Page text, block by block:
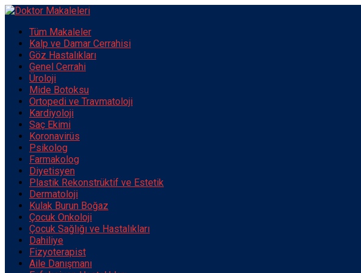
Tüm Makaleler
Kalp ve Damar Cerrahisi
Göz Hastalıkları
Genel Cerrahi
Üroloji
Mide Botoksu
Ortopedi ve Travmatoloji
Kardiyoloji
Saç Ekimi
Koronavirüs
Psikolog
Farmakolog
Diyetisyen
Plastik Rekonstrüktif ve Estetik
Dermatoloji
Kulak Burun Boğaz
Çocuk Onkoloji
Çocuk Sağlığı ve Hastalıkları
Dahiliye
Fizyoterapist
Aile Danışmanı